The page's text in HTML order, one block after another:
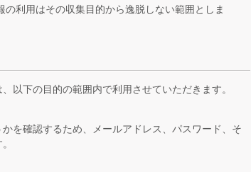
利用はその収集目的から逸脱しない範囲としま
以下の目的の範囲内で利用させていただきます。
を確認するため、メールアドレス、パスワード、そ